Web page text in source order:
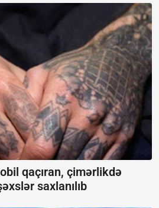
qaçıran, çimərlikdə
saxlanılıb